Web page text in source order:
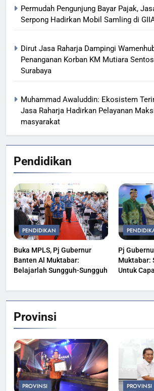
Permudah Pengunjung Bayar Pajak,
Serpong Hadirkan Mobil Samling di
Dirut Jasa Raharja Dampingi
Penanganan Korban KM Mutiara
Surabaya
Muhammad Awaluddin: Ekosistem
Jasa Raharja Hadirkan Pelayanan
masyarakat
Pendidikan
PENDIDIKAN
Buka MPLS, Pj Gubernur
Banten Al Muktabar:
Belajarlah Sungguh-Sungguh
Pj
Muktabar:
Untuk
Provinsi
PROVINSI PROVINSI